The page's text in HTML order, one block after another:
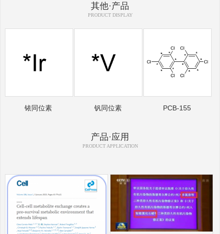
其他·产品
PRODUCT DISPLAY
铱同位素 钒同位素 PCB-155
产品·应用
PRODUCT APPLICATION